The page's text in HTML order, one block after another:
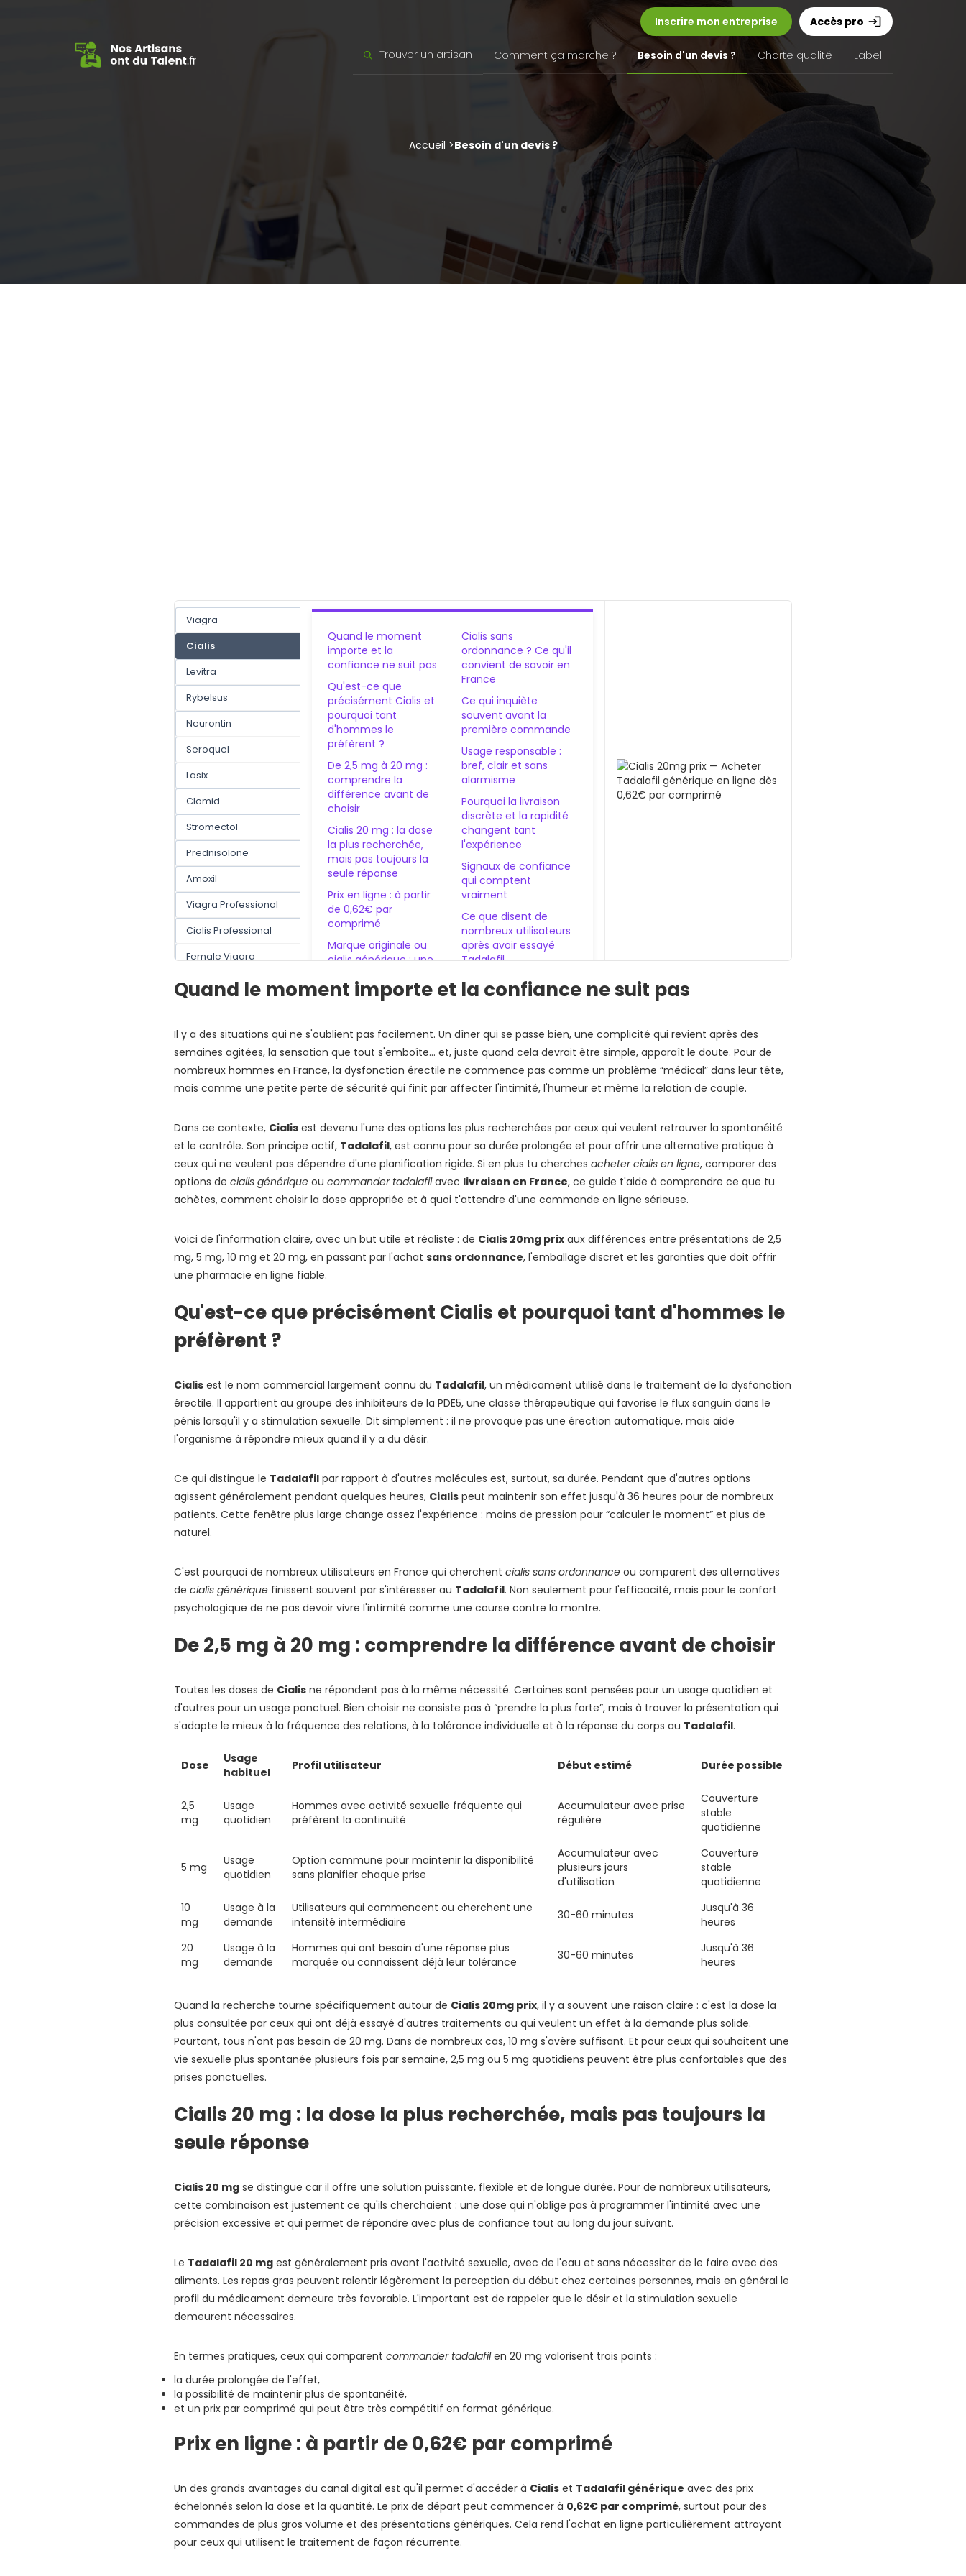
Inscrire mon entreprise Accès pro login
Trouver un artisan Comment ça marche ? Besoin d'un devis ? Charte qualité Label
Accueil >Besoin d'un devis ?
Viagra
Cialis
Levitra
Rybelsus
Neurontin
Seroquel
Lasix
Clomid
Stromectol
Prednisolone
Amoxil
Viagra Professional
Cialis Professional
Female Viagra
Female Cialis
Motilium
Accutane
Cytotec
Xenical
Propecia
Fildena
Cenforce
Tadalista
Aurogra
Suhagra
Caverta
Tadacip
Cialis Daily
Tadapox
Cialis Soft
Cialis Black
Cialis Super Active
Viagra Super Active
Quand le moment
importe et la
confiance ne suit pas
Qu'est-ce que
précisément Cialis et
pourquoi tant
d'hommes le
préfèrent ?
De 2,5 mg à 20 mg :
comprendre la
différence avant de
choisir
Cialis 20 mg : la dose
la plus recherchée,
mais pas toujours la
seule réponse
Prix en ligne : à partir
de 0,62€ par
comprimé
Marque originale ou
cialis générique : une
honnête
complications : ainsi
fonctionne
l'expérience
Cialis sans
ordonnance ? Ce qu'il
convient de savoir en
France
Ce qui inquiète
souvent avant la
première commande
Usage responsable :
bref, clair et sans
alarmisme
Pourquoi la livraison
discrète et la rapidité
changent tant
l'expérience
Signaux de confiance
qui comptent
vraiment
Ce que disent de
nombreux utilisateurs
après avoir essayé
Tadalafil
Bien choisir aujourd'hui
pour ne pas improviser
Le moment d'agir,
avec discrétion et
sans perdre de temps
Quand le moment importe et la confiance ne suit pas
Il y a des situations qui ne s'oublient pas facilement. Un dîner qui se passe bien, une complicité qui revient après des
semaines agitées, la sensation que tout s'emboîte… et, juste quand cela devrait être simple, apparaît le doute. Pour de
nombreux hommes en France, la dysfonction érectile ne commence pas comme un problème “médical” dans leur tête,
mais comme une petite perte de sécurité qui finit par affecter l'intimité, l'humeur et même la relation de couple.
Dans ce contexte, Cialis est devenu l'une des options les plus recherchées par ceux qui veulent retrouver la spontanéité
et le contrôle. Son principe actif, Tadalafil, est connu pour sa durée prolongée et pour offrir une alternative pratique à
ceux qui ne veulent pas dépendre d'une planification rigide. Si en plus tu cherches acheter cialis en ligne, comparer des
options de cialis générique ou commander tadalafilavec livraison en France, ce guide t'aide à comprendre ce que tu
achètes, comment choisir la dose appropriée et à quoi t'attendre d'une commande en ligne sérieuse.
Voici de l'information claire, avec un but utile et réaliste : de Cialis 20mg prix aux différences entre présentations de 2,5
mg, 5 mg, 10 mg et 20 mg, en passant par l'achat sans ordonnance, l'emballage discret et les garanties que doit offrir
une pharmacie en ligne fiable.
Qu'est-ce que précisément Cialis et pourquoi tant d'hommes le
préfèrent ?
Cialis est le nom commercial largement connu du Tadalafil, un médicament utilisé dans le traitement de la dysfonction
érectile. Il appartient au groupe des inhibiteurs de la PDE5, une classe thérapeutique qui favorise le flux sanguin dans le
pénis lorsqu'il y a stimulation sexuelle. Dit simplement : il ne provoque pas une érection automatique, mais aide
l'organisme à répondre mieux quand il y a du désir.
Ce qui distingue le Tadalafil par rapport à d'autres molécules est, surtout, sa durée. Pendant que d'autres options
agissent généralement pendant quelques heures, Cialis peut maintenir son effet jusqu'à 36 heures pour de nombreux
patients. Cette fenêtre plus large change assez l'expérience : moins de pression pour “calculer le moment” et plus de
naturel.
C'est pourquoi de nombreux utilisateurs en France qui cherchent cialis sans ordonnance ou comparent des alternatives
de cialis générique finissent souvent par s'intéresser au Tadalafil. Non seulement pour l'efficacité, mais pour le confort
psychologique de ne pas devoir vivre l'intimité comme une course contre la montre.
De 2,5 mg à 20 mg : comprendre la différence avant de choisir
Toutes les doses de Cialis ne répondent pas à la même nécessité. Certaines sont pensées pour un usage quotidien et
d'autres pour un usage ponctuel. Bien choisir ne consiste pas à “prendre la plus forte”, mais à trouver la présentation qui
s'adapte le mieux à la fréquence des relations, à la tolérance individuelle et à la réponse du corps au Tadalafil.
Dose
Usage
habituel
Profil utilisateur Début estimé Durée possible
2,5
mg
Usage
quotidien
Hommes avec activité sexuelle fréquente qui
préfèrent la continuité
Accumulateur avec prise
régulière
Couverture
stable
quotidienne
5 mg
Usage
quotidien
Option commune pour maintenir la disponibilité
sans planifier chaque prise
Accumulateur avec
plusieurs jours
d'utilisation
Couverture
stable
quotidienne
10
mg
Usage à la
demande
Utilisateurs qui commencent ou cherchent une
intensité intermédiaire
30-60 minutes
Jusqu'à 36
heures
20
mg
Usage à la
demande
Hommes qui ont besoin d'une réponse plus
marquée ou connaissent déjà leur tolérance
30-60 minutes
Jusqu'à 36
heures
Quand la recherche tourne spécifiquement autour de Cialis 20mg prix, il y a souvent une raison claire : c'est la dose la
plus consultée par ceux qui ont déjà essayé d'autres traitements ou qui veulent un effet à la demande plus solide.
Pourtant, tous n'ont pas besoin de 20 mg. Dans de nombreux cas, 10 mg s'avère suffisant. Et pour ceux qui souhaitent une
vie sexuelle plus spontanée plusieurs fois par semaine, 2,5 mg ou 5 mg quotidiens peuvent être plus confortables que des
prises ponctuelles.
Cialis 20 mg : la dose la plus recherchée, mais pas toujours la
seule réponse
Cialis 20 mg se distingue car il offre une solution puissante, flexible et de longue durée. Pour de nombreux utilisateurs,
cette combinaison est justement ce qu'ils cherchaient : une dose qui n'oblige pas à programmer l'intimité avec une
précision excessive et qui permet de répondre avec plus de confiance tout au long du jour suivant.
Le Tadalafil 20 mg est généralement pris avant l'activité sexuelle, avec de l'eau et sans nécessiter de le faire avec des
aliments. Les repas gras peuvent ralentir légèrement la perception du début chez certaines personnes, mais en général le
profil du médicament demeure très favorable. L'important est de rappeler que le désir et la stimulation sexuelle
demeurent nécessaires.
En termes pratiques, ceux qui comparent commander tadalafilen 20 mg valorisent trois points :
la durée prolongée de l'effet,
la possibilité de maintenir plus de spontanéité,
et un prix par comprimé qui peut être très compétitif en format générique.
Prix en ligne : à partir de 0,62€ par comprimé
Un des grands avantages du canal digital est qu'il permet d'accéder à Cialis et Tadalafil générique avec des prix
échelonnés selon la dose et la quantité. Le prix de départ peut commencer à 0,62€ par comprimé, surtout pour des
commandes de plus gros volume et des présentations génériques. Cela rend l'achat en ligne particulièrement attrayant
pour ceux qui utilisent le traitement de façon récurrente.